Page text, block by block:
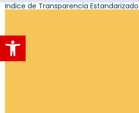
Abrir barra de herramientas
Indice de Transparencia Estandarizado